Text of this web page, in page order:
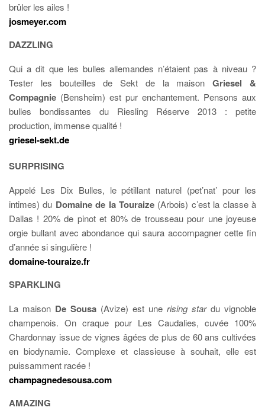
brûler les ailes !
josmeyer.com
DAZZLING
Qui a dit que les bulles allemandes n’étaient pas à niveau ?
Tester les bouteilles de Sekt de la maisonGriesel &
Compagnie (Bensheim) est pur enchantement. Pensons aux
bulles bondissantes du Riesling Réserve 2013 : petite
production, immense qualité !
griesel-sekt.de
SURPRISING
Appelé Les Dix Bulles, le pétillant naturel (pet’nat’ pour les
intimes) du Domaine de la Touraize (Arbois) c’est la classe à
Dallas ! 20% de pinot et 80% de trousseau pour une joyeuse
orgie bullant avec abondance qui saura accompagner cette fin
d’année si singulière !
domaine-touraize.fr
SPARKLING
La maison De Sousa (Avize) est une rising stardu vignoble
champenois. On craque pour Les Caudalies, cuvée 100%
Chardonnay issue de vignes âgées de plus de 60 ans cultivées
en biodynamie. Complexe et classieuse à souhait, elle est
puissamment racée !
champagnedesousa.com
AMAZING